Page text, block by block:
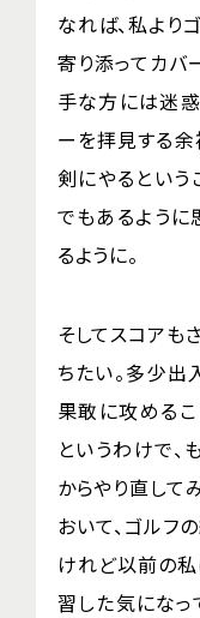
なれば、私より
寄り添ってカバ
手な方には迷惑
ーを拝見する余
剣にやるという
でもあるように
るように。
そしてスコアも
ちたい。多少出
果敢に攻めるこ
というわけで
からやり直して
おいて、ゴルフ
けれど以前の私
習した気になっ